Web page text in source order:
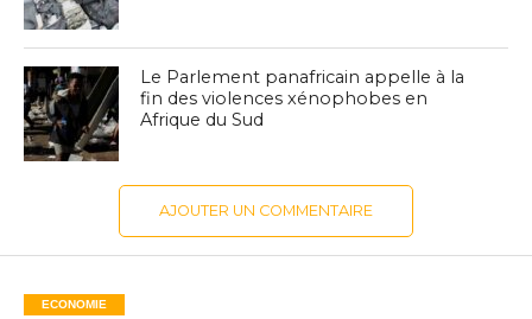
Le Parlement panafricain appelle à la
fin des violences xénophobes en
Afrique du Sud
AJOUTER UN COMMENTAIRE
ECONOMIE